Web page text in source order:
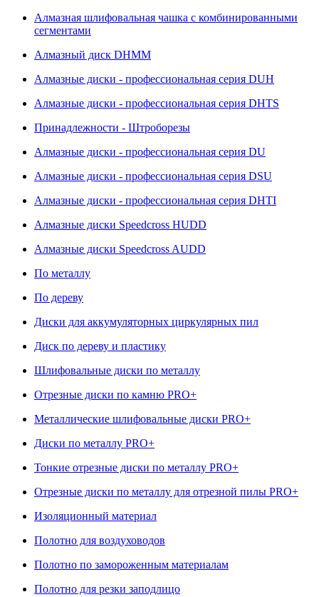
Алмазная шлифовальная чашка с комбинированными
сегментами
Алмазный диск DHMM
Алмазные диски - профессиональная серия DUH
Алмазные диски - профессиональная серия DHTS
Принадлежности - Штроборезы
Алмазные диски - профессиональная серия DU
Алмазные диски - профессиональная серия DSU
Алмазные диски - профессиональная серия DHTI
Алмазные диски Speedcross HUDD
Алмазные диски Speedcross AUDD
По металлу
По дереву
Диски для аккумуляторных циркулярных пил
Диск по дереву и пластику
Шлифовальные диски по металлу
Отрезные диски по камню PRO+
Металлические шлифовальные диски PRO+
Диски по металлу PRO+
Тонкие отрезные диски по металлу PRO+
Отрезные диски по металлу для отрезной пилы PRO+
Изоляционный материал
Полотно для воздуховодов
Полотно по замороженным материалам
Полотно для резки заподлицо